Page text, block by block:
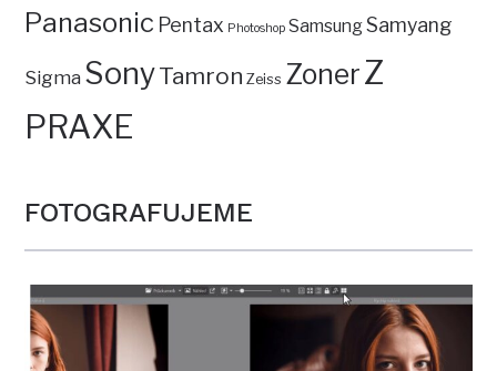
Panasonic Pentax Photoshop SamsungSamyang
Sigma SonyTamron Zeiss ZonerZ
PRAXE
FOTOGRAFUJEME